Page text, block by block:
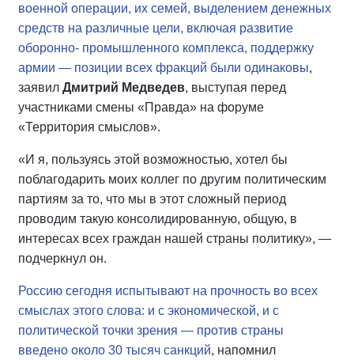
военной операции, их семей, выделением денежных
средств на различные цели, включая развитие
оборонно- промышленного комплекса, поддержку
армии — позиции всех фракций были одинаковы,
заявил Дмитрий Медведев, выступая перед
участниками смены «Правда» на форуме
«Территория смыслов».
«И я, пользуясь этой возможностью, хотел бы
поблагодарить моих коллег по другим политическим
партиям за то, что мы в этот сложный период
проводим такую консолидированную, общую, в
интересах всех граждан нашей страны политику», —
подчеркнул он.
Россию сегодня испытывают на прочность во всех
смыслах этого слова: и с экономической, и с
политической точки зрения — против страны
введено около 30 тысяч санкций, напомнил